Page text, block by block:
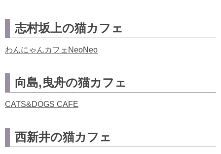
志村坂上の猫カフェ
わんにゃんカフェNeoNeo
向島,曳舟の猫カフェ
CATS&DOGS CAFE
西新井の猫カフェ